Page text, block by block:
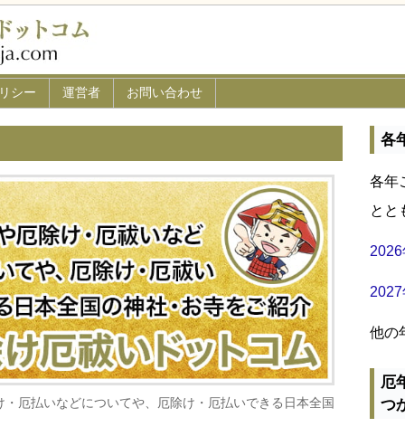
厄払いなどについてや、厄除け・厄払いできる日本全国
各
各年
とと
他の
厄
つ
シー 運営者 お問い合わせ